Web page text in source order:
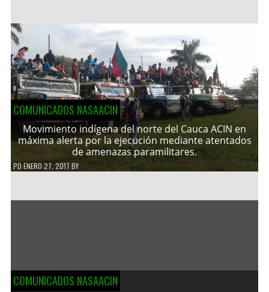
COMUNICADOS NASAACIN
Movimiento indígena del norte del Cauca ACIN en
máxima alerta por la ejecución mediante atentados
de amenazas paramilitares.
PDENERO 27, 2017 BY
COMUNICADOS NASAACIN